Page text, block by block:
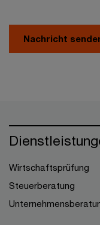
Nachricht
Wirtschaftsprüfung
Steuerberatung